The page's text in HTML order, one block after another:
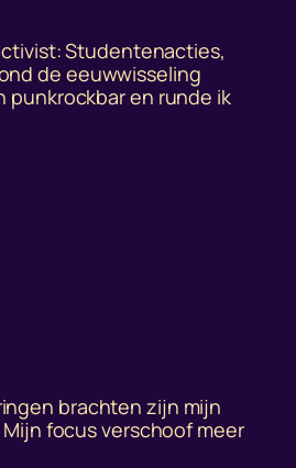
Studentenacties,
de eeuwwisseling
punkrockbar en runde ik
brachten zijn mijn
focus verschoof meer